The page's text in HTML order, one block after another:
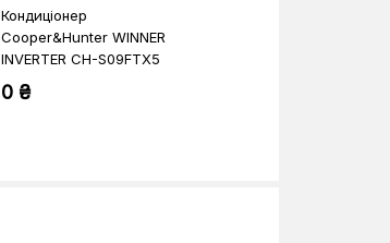
Кондиціонер
Cooper&Hunter WINNER
INVERTER CH-S09FTX5
0 ₴